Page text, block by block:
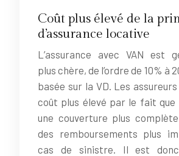
Coût plus élevé de la
d’assurance locative
L’assurance avec VAN est
plus chère, de l’ordre de 10% à
basée sur la VD. Les
coût plus élevé par le fait que
une couverture plus
des remboursements plus
cas de sinistre. Il est